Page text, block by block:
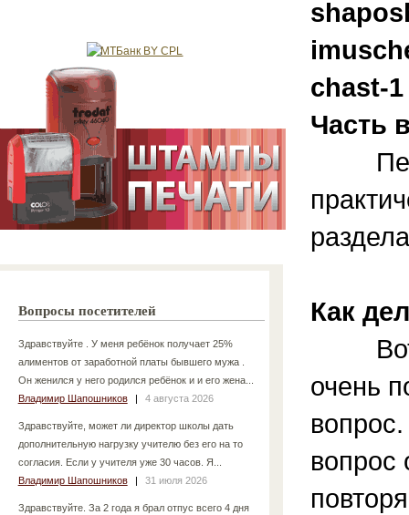
Вопросы посетителей
Здравствуйте . У меня ребёнок получает 25%
алиментов от заработной платы бывшего мужа .
Он женился у него родился ребёнок и и его жена...
Владимир Шапошников
| 4 августа 2026
Здравствуйте, может ли директор школы дать
дополнительную нагрузку учителю без его на то
согласия. Если у учителя уже 30 часов. Я...
Владимир Шапошников
| 31 июля 2026
Здравствуйте. За 2 года я брал отпус всего 4 дня
chast-1
Часть
Как
очень
вопрос